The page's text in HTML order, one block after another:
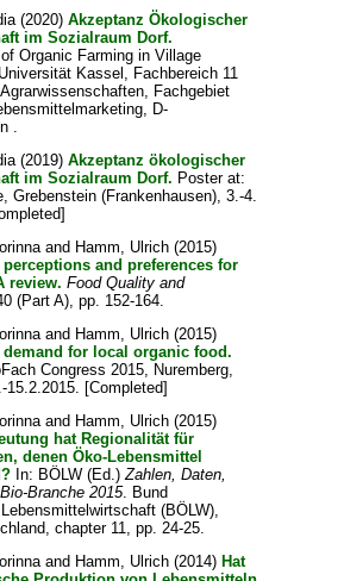
(2020) Akzeptanz Ökologischer
im Sozialraum Dorf.
Organic Farming in Village
Kassel, Fachbereich 11
Fachgebiet
D-
.
(2019) Akzeptanz ökologischer
im Sozialraum Dorf. Poster at:
Grebenstein (Frankenhausen), 3.-4.
and Hamm, Ulrich(2015)
perceptions and preferences for
review. Food Quality and
(Part A), pp. 152-164.
and Hamm, Ulrich(2015)
for local organic food.
Congress 2015, Nuremberg,
15.2.2015. [Completed]
and Hamm, Ulrich(2015)
hat Regionalität für
denen Öko-Lebensmittel
In: BÖLW(Ed.)Zahlen, Daten,
Branche 2015. Bund
(BÖLW),
chapter 11, pp. 24-25.
and Hamm, Ulrich(2014) Hat